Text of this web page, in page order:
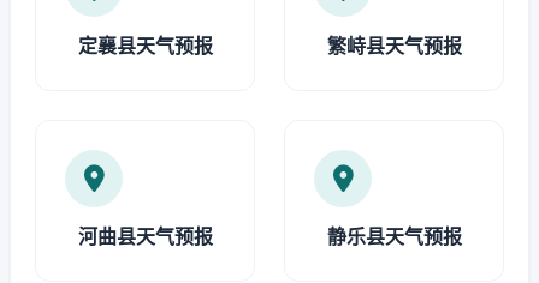
定襄县天气预报 繁峙县天气预报
河曲县天气预报 静乐县天气预报